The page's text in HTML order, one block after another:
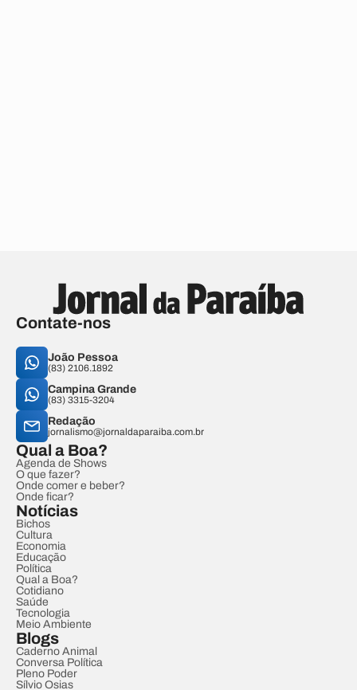
Contate-nos
João Pessoa
(83) 2106.1892
Campina Grande
(83) 3315-3204
Redação
jornalismo@jornaldaparaiba.com.br
Qual a Boa?
Agenda de Shows
O que fazer?
Onde comer e beber?
Onde ficar?
Notícias
Bichos
Cultura
Economia
Educação
Política
Qual a Boa?
Cotidiano
Saúde
Tecnologia
Meio Ambiente
Blogs
Caderno Animal
Conversa Política
Pleno Poder
Sílvio Osias